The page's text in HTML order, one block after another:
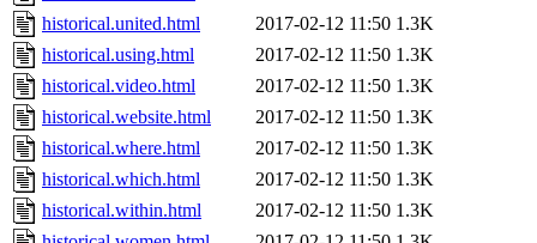
historical.united.html
2017-02-12 11:50 1.3K
historical.using.html
2017-02-12 11:50 1.3K
historical.video.html
2017-02-12 11:50 1.3K
historical.website.html
2017-02-12 11:50 1.3K
historical.where.html
2017-02-12 11:50 1.3K
historical.which.html
2017-02-12 11:50 1.3K
historical.within.html
2017-02-12 11:50 1.3K